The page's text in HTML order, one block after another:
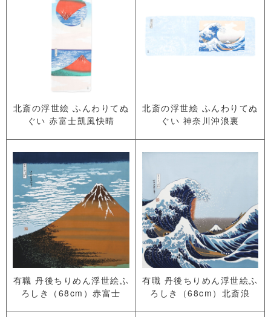
北斎の浮世絵 ふんわりてぬ
ぐい 赤富士凱風快晴
北斎の浮世絵 ふんわりてぬ
ぐい 神奈川沖浪裏
有職 丹後ちりめん浮世絵ふ
ろしき（68cm）赤富士
有職 丹後ちりめん浮世絵ふ
ろしき（68cm）北斎浪